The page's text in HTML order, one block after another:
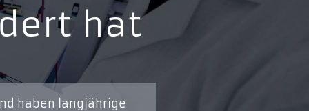
hat
haben langjährige